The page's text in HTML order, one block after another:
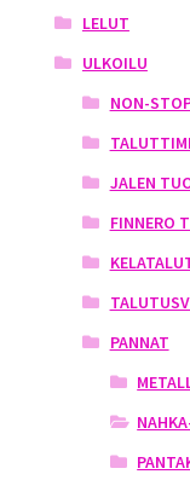
LELUT
ULKOILU
NON-
JALEN
FINNERO
PANNAT